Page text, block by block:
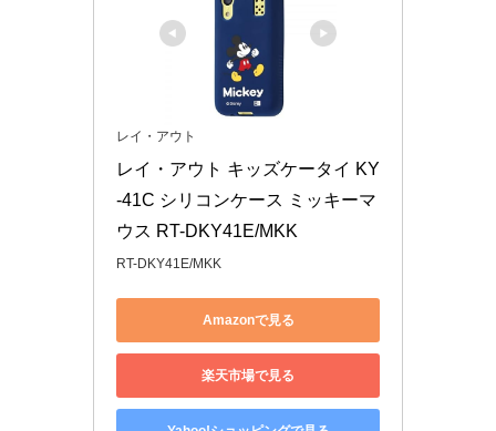
レイ・アウト
レイ・アウト キッズケータイ KY
-41C シリコンケース ミッキーマ
ウス RT-DKY41E/MKK
RT-DKY41E/MKK
Amazonで見る
楽天市場で見る